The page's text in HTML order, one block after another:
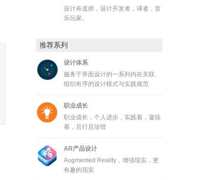
设计布道师，设计开发者，译者，音
乐玩家。
推荐系列
设计体系
服务于界面设计的一系列内在关联、
组织有序的设计模式与实践规范
职业成长
职业成长，个人进步，实践着，凝练
着，且行且珍惜
AR产品设计
Augmented Reality，增强现实，更
有趣的现实